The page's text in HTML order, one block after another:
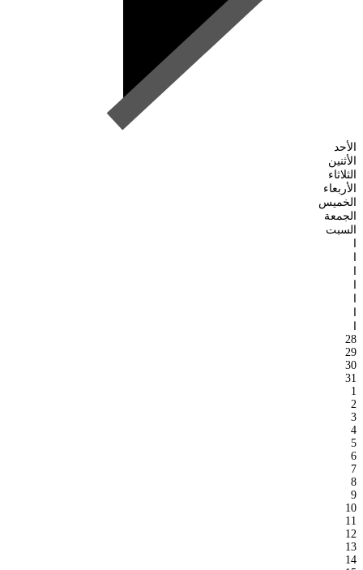
الأحد
الأثنين
الثلاثاء
الأربعاء
الخميس
الجمعة
السبت
28
29
30
31
1
2
3
4
5
6
7
8
9
10
11
12
13
14